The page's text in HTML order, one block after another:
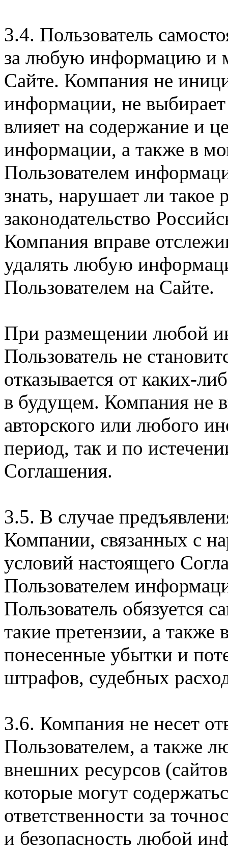
3.4. Пользователь
за любую информацию и
Сайте. Компания не
информации, не
влияет на содержание и
информации, а также в
Пользователем
знать, нарушает ли
законодательство
Компания вправе
удалять любую
Пользователем на Сайте.
При размещении любой
Пользователь не
отказывается от каких-
в будущем. Компания не
авторского или любого
период, так и по
Соглашения.
3.5. В случае
Компании, связанных с
условий настоящего
Пользователем
Пользователь обязуется
такие претензии, а также
понесенные убытки и
штрафов, судебных
3.6. Компания не несет
Пользователем, а также
внешних ресурсов
которые могут
ответственности за
и безопасность любой